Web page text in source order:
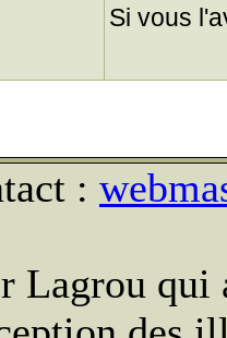
Si vous
:
Lagrou qui